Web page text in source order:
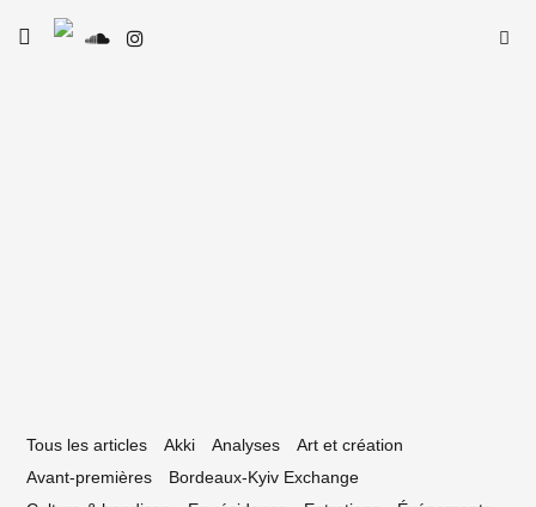
Skip
toggle
Tous les articles Akki Analyses
Art et création
Avant-premières
Bordeaux-Kyiv Exchange